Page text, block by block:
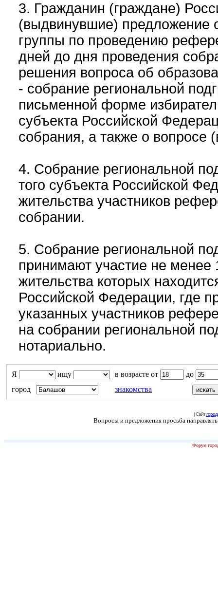
3. Гражданин (граждане)
(выдвинувшие) предложение
группы по проведению
дней до дня проведения
решения вопроса об
- собрание региональной
письменной форме
субъекта Российской
собрания, а также о вопросе
4. Собрание региональной
того субъекта Российской
жительства участников
собрании.
5. Собрание региональной
принимают участие не
жительства которых
Российской Федерации, где
указанных участников
на собрании региональной
нотариально.
Я ищу в возрасте от
до
город
знакомства
| Сайт
Вопросы и предложения просьба
Форум